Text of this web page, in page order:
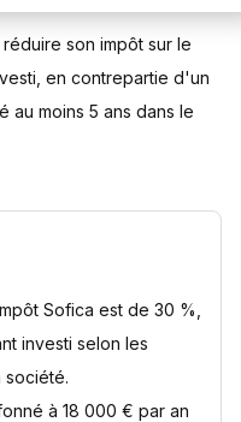
Sofica en 2026 ?
?
son impôt sur le
en contrepartie d'un
au moins 5 ans dans le
Sofica est de 30 %,
investi selon les
société.
à 18 000 € par an